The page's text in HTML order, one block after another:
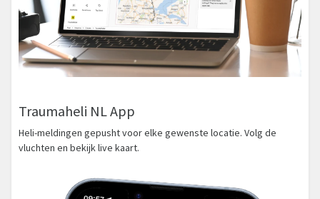
Traumaheli NL App
Heli-meldingen gepusht voor elke gewenste locatie. Volg de
vluchten en bekijk live kaart.